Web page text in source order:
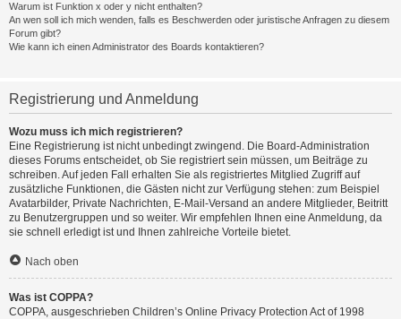
Warum ist Funktion x oder y nicht enthalten?
An wen soll ich mich wenden, falls es Beschwerden oder juristische Anfragen zu diesem
Forum gibt?
Wie kann ich einen Administrator des Boards kontaktieren?
Registrierung und Anmeldung
Wozu muss ich mich registrieren?
Eine Registrierung ist nicht unbedingt zwingend. Die Board-Administration
dieses Forums entscheidet, ob Sie registriert sein müssen, um Beiträge zu
schreiben. Auf jeden Fall erhalten Sie als registriertes Mitglied Zugriff auf
zusätzliche Funktionen, die Gästen nicht zur Verfügung stehen: zum Beispiel
Avatarbilder, Private Nachrichten, E-Mail-Versand an andere Mitglieder, Beitritt
zu Benutzergruppen und so weiter. Wir empfehlen Ihnen eine Anmeldung, da
sie schnell erledigt ist und Ihnen zahlreiche Vorteile bietet.
Nach oben
Was ist COPPA?
COPPA, ausgeschrieben Children’s Online Privacy Protection Act of 1998